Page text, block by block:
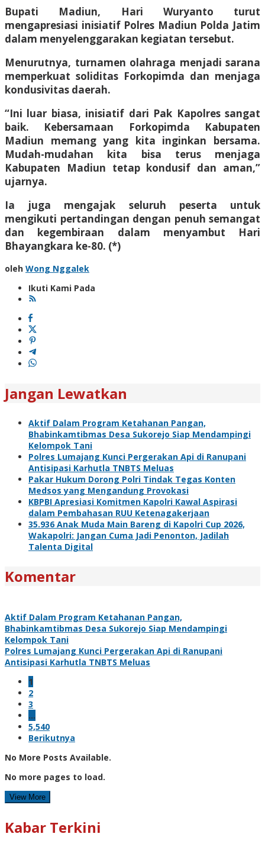
Bupati Madiun, Hari Wuryanto turut
mengapresiasi inisiatif Polres Madiun Polda Jatim
dalam menyelenggarakan kegiatan tersebut.
Menurutnya, turnamen olahraga menjadi sarana
memperkuat soliditas Forkopimda dan menjaga
kondusivitas daerah.
“Ini luar biasa, inisiatif dari Pak Kapolres sangat
baik. Kebersamaan Forkopimda Kabupaten
Madiun memang yang kita inginkan bersama.
Mudah-mudahan kita bisa terus menjaga
Kabupaten Madiun tetap kondusif dan aman,”
ujarnya.
Ia juga mengajak seluruh peserta untuk
mengikuti pertandingan dengan penuh semangat
dan kegembiraan dalam menyambut Hari
Bhayangkara ke-80. (*)
oleh Wong Nggalek
Ikuti Kami Pada
Jangan Lewatkan
Aktif Dalam Program Ketahanan Pangan,
Bhabinkamtibmas Desa Sukorejo Siap Mendampingi
Kelompok Tani
Polres Lumajang Kunci Pergerakan Api di Ranupani
Antisipasi Karhutla TNBTS Meluas
Pakar Hukum Dorong Polri Tindak Tegas Konten
Medsos yang Mengandung Provokasi
KBPBI Apresiasi Komitmen Kapolri Kawal Aspirasi
dalam Pembahasan RUU Ketenagakerjaan
35.936 Anak Muda Main Bareng di Kapolri Cup 2026,
Wakapolri: Jangan Cuma Jadi Penonton, Jadilah
Talenta Digital
Komentar
Aktif Dalam Program Ketahanan Pangan,
Bhabinkamtibmas Desa Sukorejo Siap Mendampingi
Kelompok Tani
Polres Lumajang Kunci Pergerakan Api di Ranupani
Antisipasi Karhutla TNBTS Meluas
1
2
3
…
5,540
Berikutnya
No More Posts Available.
No more pages to load.
View More
Kabar Terkini